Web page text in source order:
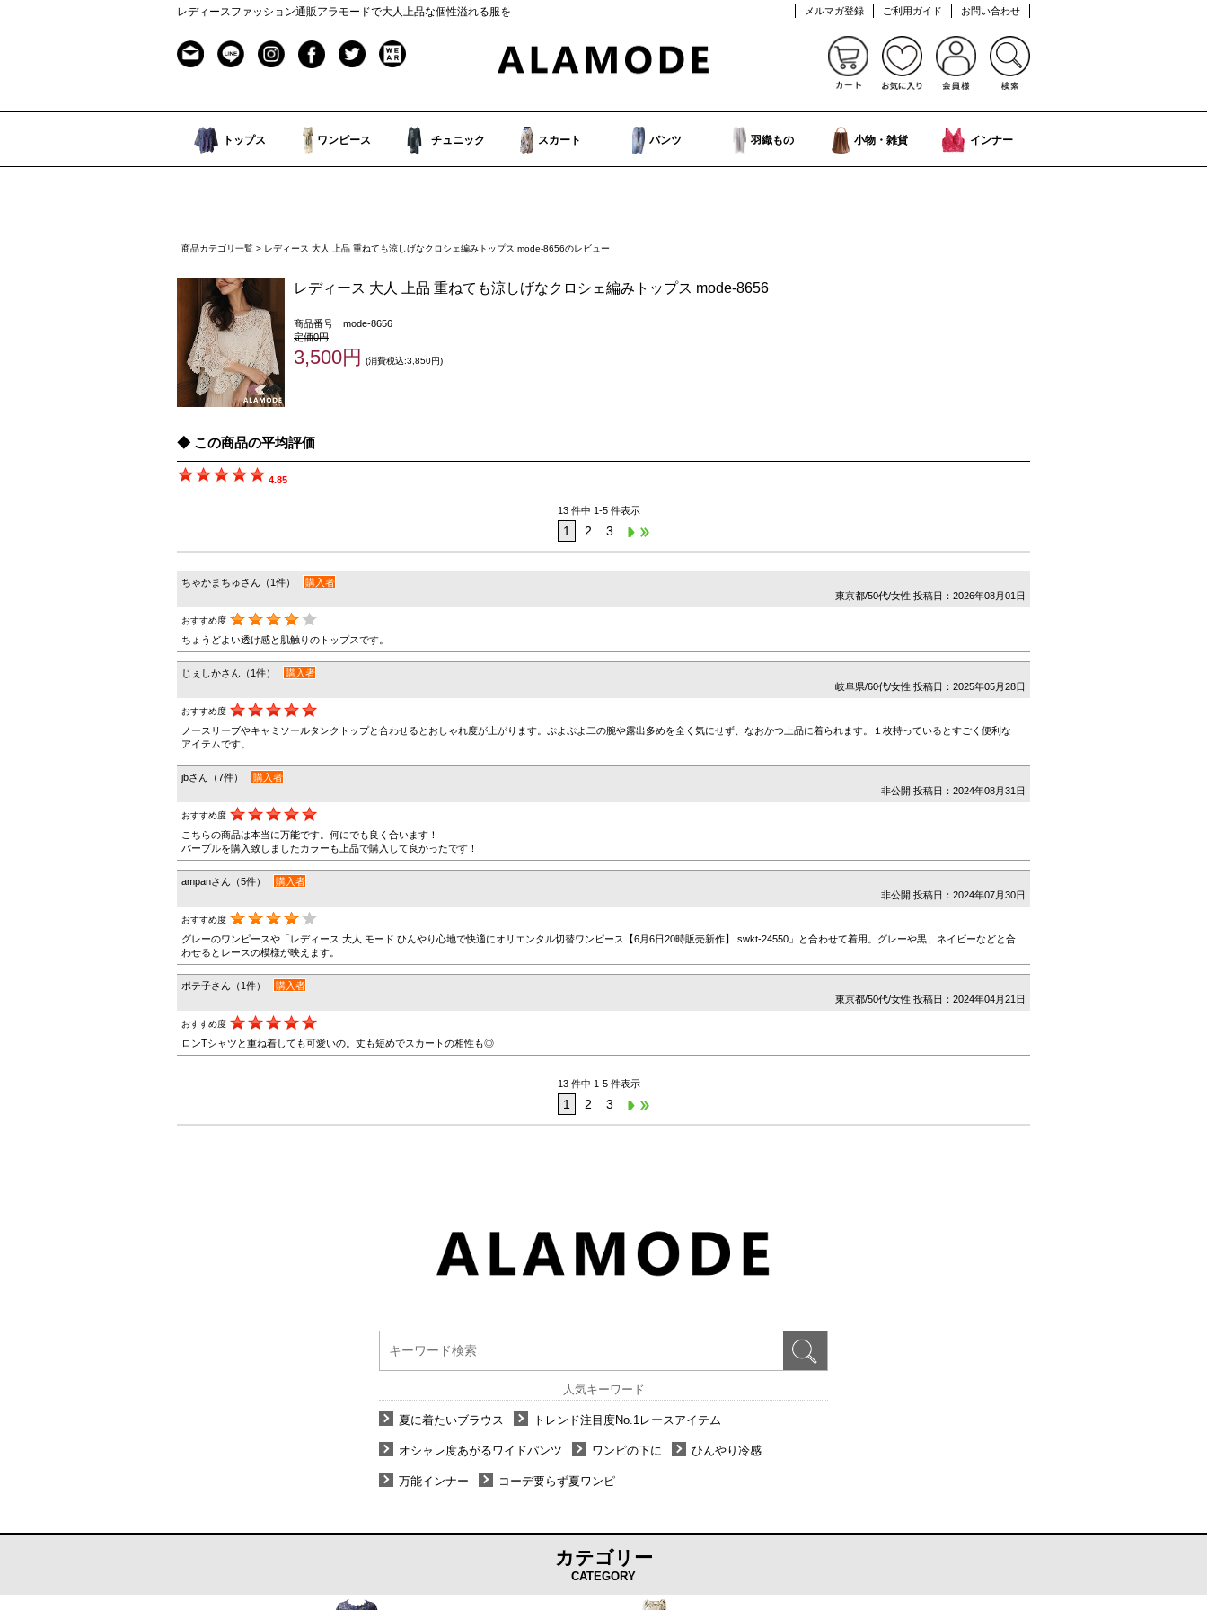
レディースファッション通販アラモードで大人上品な個性溢れる服を お問い合わせ
ご利用ガイド
メルマガ登録
トップス ワンピース チュニック スカート パンツ 羽織もの 小物・雑貨 インナー
商品カテゴリ一覧 > レディース 大人 上品 重ねても涼しげなクロシェ編みトップス mode-8656のレビュー
レディース 大人 上品 重ねても涼しげなクロシェ編みトップス mode-8656
商品番号 mode-8656
定価0円
3,500円 (消費税込:3,850円)
この商品の平均評価
4.85
13 件中 1-5 件表示
1 2 3
ちゃかまちゅさん（1件）
購入者
東京都/50代/女性 投稿日：2026年08月01日
おすすめ度
ちょうどよい透け感と肌触りのトップスです。
じぇしかさん（1件）
購入者
岐阜県/60代/女性 投稿日：2025年05月28日
おすすめ度
ノースリーブやキャミソールタンクトップと合わせるとおしゃれ度が上がります。ぷよぷよ二の腕や露出多めを全く気にせず、なおかつ上品に着られます。１枚持っているとすごく便利な
アイテムです。
jbさん（7件）
購入者
非公開 投稿日：2024年08月31日
おすすめ度
こちらの商品は本当に万能です。何にでも良く合います！
パープルを購入致しましたカラーも上品で購入して良かったです！
ampanさん（5件）
購入者
非公開 投稿日：2024年07月30日
おすすめ度
グレーのワンピースや「レディース 大人 モード ひんやり心地で快適にオリエンタル切替ワンピース【6月6日20時販売新作】 swkt-24550」と合わせて着用。グレーや黒、ネイビーなどと合
わせるとレースの模様が映えます。
ポテ子さん（1件）
購入者
東京都/50代/女性 投稿日：2024年04月21日
おすすめ度
ロンTシャツと重ね着しても可愛いの。丈も短めでスカートの相性も◎
13 件中 1-5 件表示
1 2 3
人気キーワード
夏に着たいブラウス トレンド注目度No.1レースアイテム
オシャレ度あがるワイドパンツ ワンピの下に ひんやり冷感
万能インナー コーデ要らず夏ワンピ
カテゴリー
CATEGORY